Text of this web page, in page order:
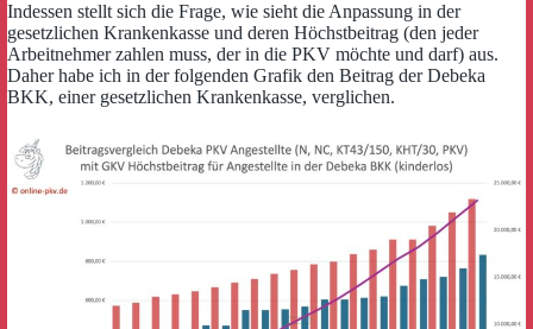
Indessen stellt sich die Frage, wie sieht die Anpassung in der
gesetzlichen Krankenkasse und deren Höchstbeitrag (den jeder
Arbeitnehmer zahlen muss, der in die PKV möchte und darf) aus.
Daher habe ich in der folgenden Grafik den Beitrag der Debeka
BKK, einer gesetzlichen Krankenkasse, verglichen.